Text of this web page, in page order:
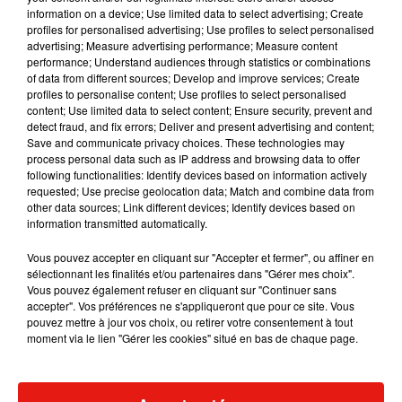
Musique
7 août 2026
Angèle et Amélie Lens dévoilent leur
collaboration tant attendue
6 août 2026
Il y a 10 ans, DJ Snake changeait de
dimension avec son premier...
information on a device; Use limited data to select advertising; Create
profiles for personalised advertising; Use profiles to select personalised
advertising; Measure advertising performance; Measure content
performance; Understand audiences through statistics or combinations
of data from different sources; Develop and improve services; Create
profiles to personalise content; Use profiles to select personalised
content; Use limited data to select content; Ensure security, prevent and
detect fraud, and fix errors; Deliver and present advertising and content;
Save and communicate privacy choices. These technologies may
process personal data such as IP address and browsing data to offer
following functionalities: Identify devices based on information actively
requested; Use precise geolocation data; Match and combine data from
other data sources; Link different devices; Identify devices based on
information transmitted automatically.
Vous pouvez accepter en cliquant sur "Accepter et fermer", ou affiner en
sélectionnant les finalités et/ou partenaires dans "Gérer mes choix".
Vous pouvez également refuser en cliquant sur "Continuer sans
accepter". Vos préférences ne s'appliqueront que pour ce site. Vous
pouvez mettre à jour vos choix, ou retirer votre consentement à tout
moment via le lien "Gérer les cookies" situé en bas de chaque page.